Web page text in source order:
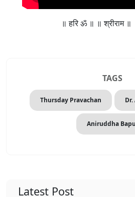
॥ हरि ॐ ॥ ॥ श्रीराम ॥
TAGS
Thursday Pravachan
Aniruddha Bapu
Latest Post